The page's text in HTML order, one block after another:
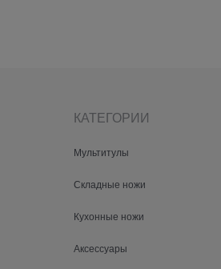
КАТЕГОРИИ
Мультитулы
Складные ножи
Кухонные ножи
Аксессуары